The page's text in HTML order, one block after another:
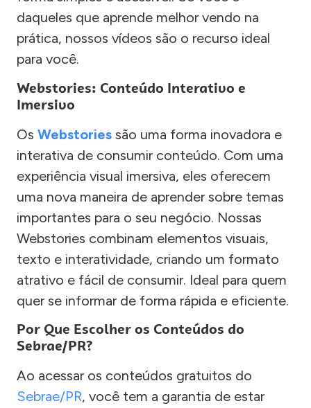
daqueles que aprende melhor vendo na
prática, nossos vídeos são o recurso ideal
para você.
Webstories: Conteúdo Interativo e
Imersivo
Os Webstories são uma forma inovadora e
interativa de consumir conteúdo. Com uma
experiência visual imersiva, eles oferecem
uma nova maneira de aprender sobre temas
importantes para o seu negócio. Nossas
Webstories combinam elementos visuais,
texto e interatividade, criando um formato
atrativo e fácil de consumir. Ideal para quem
quer se informar de forma rápida e eficiente.
Por Que Escolher os Conteúdos do
Sebrae/PR?
Ao acessar os conteúdos gratuitos do
Sebrae/PR, você tem a garantia de estar